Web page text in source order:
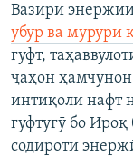
Вазири
убур ва мурури
гуфт,
ҷаҳон
интиқоли нафт
гуфтугӯ бо
содироти